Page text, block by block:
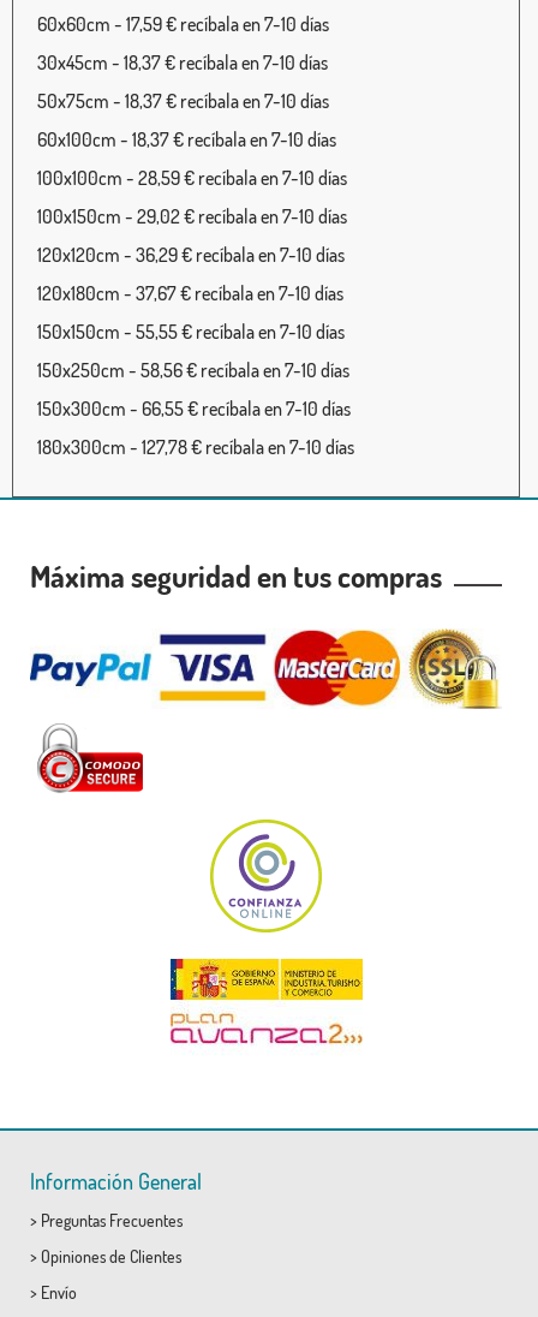
60x60cm - 17,59 € recíbala en 7-10 días
30x45cm - 18,37 € recíbala en 7-10 días
50x75cm - 18,37 € recíbala en 7-10 días
60x100cm - 18,37 € recíbala en 7-10 días
100x100cm - 28,59 € recíbala en 7-10 días
100x150cm - 29,02 € recíbala en 7-10 días
120x120cm - 36,29 € recíbala en 7-10 días
120x180cm - 37,67 € recíbala en 7-10 días
150x150cm - 55,55 € recíbala en 7-10 días
150x250cm - 58,56 € recíbala en 7-10 días
150x300cm - 66,55 € recíbala en 7-10 días
180x300cm - 127,78 € recíbala en 7-10 días
Máxima seguridad en tus compras
Información General
> Preguntas Frecuentes
> Opiniones de Clientes
> Envío